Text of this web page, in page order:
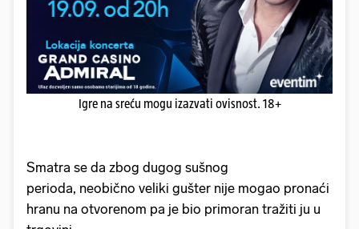
Igre na sreću mogu izazvati ovisnost. 18+
Smatra se da zbog dugog sušnog
perioda, neobično veliki gušter nije mogao pronaći
hranu na otvorenom pa je bio primoran tražiti ju u